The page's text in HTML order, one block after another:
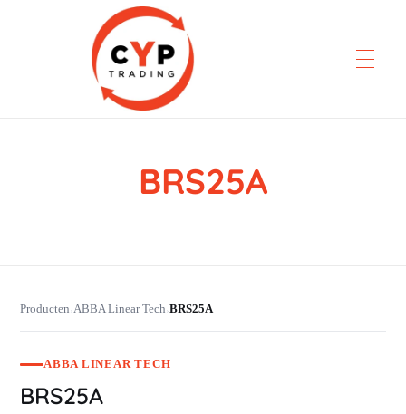
BRS25A
Producten›ABBA Linear Tech›BRS25A
ABBA LINEAR TECH
BRS25A